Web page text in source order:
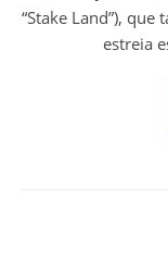
“Stake Land”),
estreia